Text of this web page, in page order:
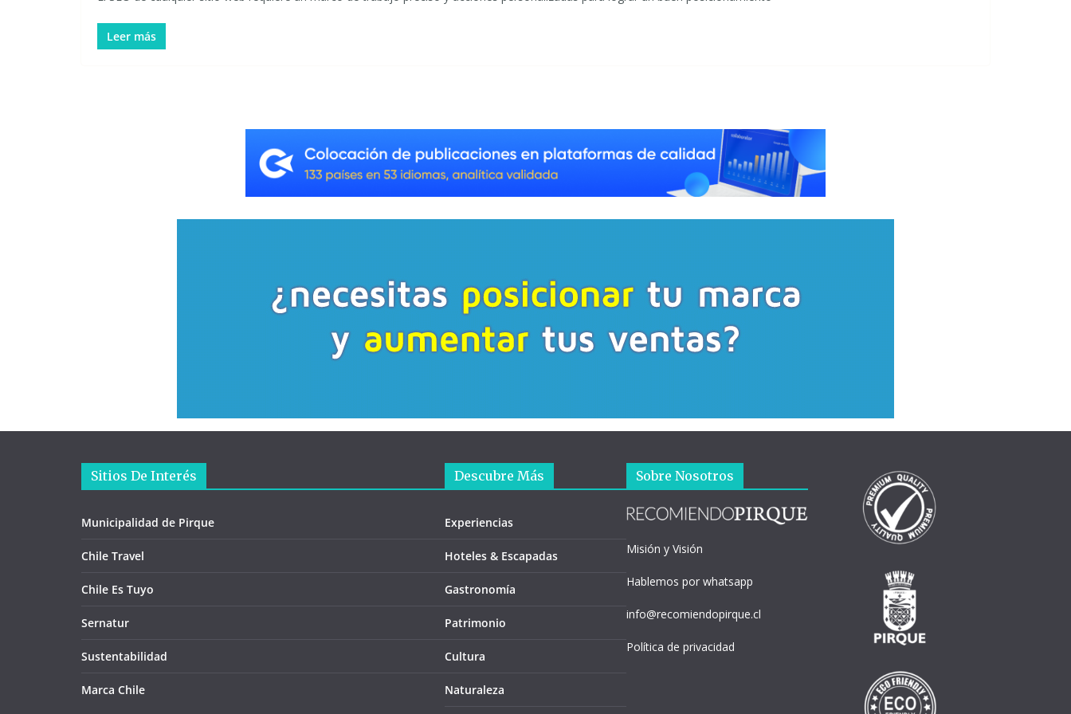
Leer más
Sitios De Interés
Municipalidad de Pirque
Chile Travel
Chile Es Tuyo
Sernatur
Sustentabilidad
Marca Chile
Descubre Más
Experiencias
Hoteles & Escapadas
Gastronomía
Patrimonio
Cultura
Naturaleza
Sobre Nosotros
Misión y Visión
Hablemos por whatsapp
info@recomiendopirque.cl
Política de privacidad